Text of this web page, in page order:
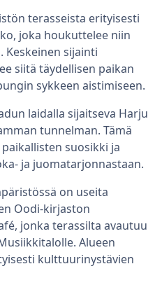
terasseista erityisesti
joka houkuttelee niin
sijainti
siitä täydellisen paikan
sykkeen aistimiseen.
laidalla sijaitseva Harju
tunnelman. Tämä
suosikki ja
ja juomatarjonnastaan.
on useita
Oodi-kirjaston
jonka terassilta avautuu
Alueen
kulttuurinystävien